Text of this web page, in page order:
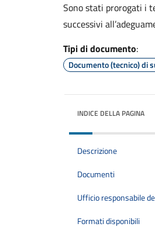
Sono stati prorogati i
successivi
Tipi di documento:
Documento (tecnico) di
INDICE DELLA PAGINA
Descrizione
Documenti
Ufficio responsabile
Formati disponibili